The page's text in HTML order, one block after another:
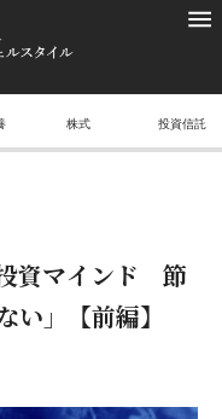
株式 投資信託
資マインド 節
い」【前編】